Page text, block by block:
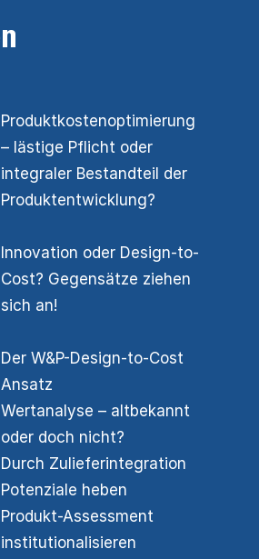
Produktkostenoptimierung
– lästige Pflicht oder
integraler Bestandteil der
Produktentwicklung?
Innovation oder Design-to-
Cost? Gegensätze ziehen
sich an!
Der W&P-Design-to-Cost
Ansatz
Wertanalyse – altbekannt
oder doch nicht?
Durch Zulieferintegration
Potenziale heben
Produkt-Assessment
institutionalisieren